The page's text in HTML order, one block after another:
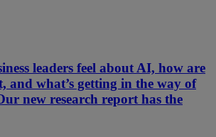
leaders feel about AI, how are
and what’s getting in the way of
new research report has the